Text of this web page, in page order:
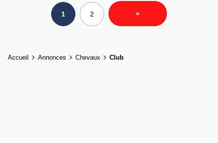
1 2 »
Accueil Annonces Chevaux Club